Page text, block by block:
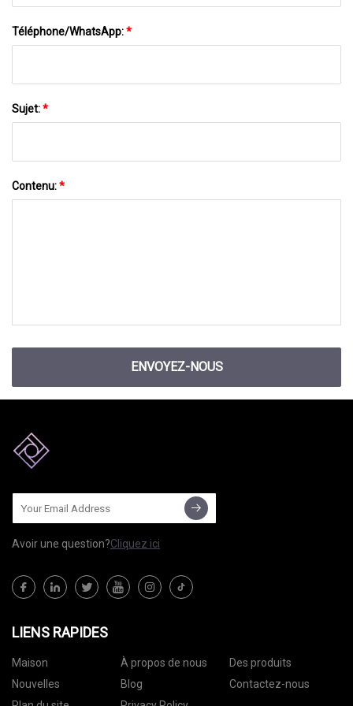
Téléphone/WhatsApp:*
Sujet:*
Contenu:*
ENVOYEZ-NOUS
Avoir une question?Cliquez ici
LIENS RAPIDES
Maison À propos de nous
Des produits
Nouvelles
Blog
Contactez-nous